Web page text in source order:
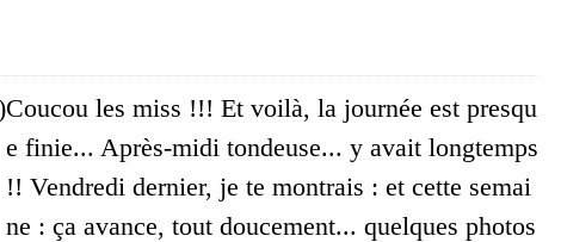
Coucou les miss !!! Et voilà, la journée est presqu
e finie... Après-midi tondeuse... y avait longtemps
!! Vendredi dernier, je te montrais : et cette semai
ne : ça avance, tout doucement... quelques photos